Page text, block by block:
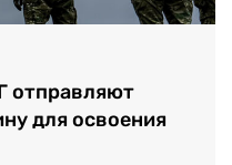
отправляют
для освоения